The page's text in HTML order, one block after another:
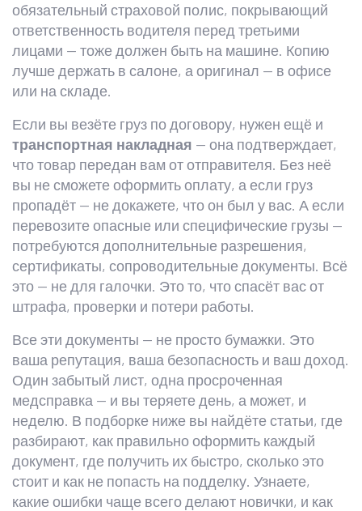
обязательный страховой полис, покрывающий
ответственность водителя перед третьими
лицами — тоже должен быть на машине. Копию
лучше держать в салоне, а оригинал — в офисе
или на складе.
Если вы везёте груз по договору, нужен ещё и
транспортная накладная — она подтверждает,
что товар передан вам от отправителя. Без неё
вы не сможете оформить оплату, а если груз
пропадёт — не докажете, что он был у вас. А если
перевозите опасные или специфические грузы —
потребуются дополнительные разрешения,
сертификаты, сопроводительные документы. Всё
это — не для галочки. Это то, что спасёт вас от
штрафа, проверки и потери работы.
Все эти документы — не просто бумажки. Это
ваша репутация, ваша безопасность и ваш доход.
Один забытый лист, одна просроченная
медсправка — и вы теряете день, а может, и
неделю. В подборке ниже вы найдёте статьи, где
разбирают, как правильно оформить каждый
документ, где получить их быстро, сколько это
стоит и как не попасть на подделку. Узнаете,
какие ошибки чаще всего делают новички, и как